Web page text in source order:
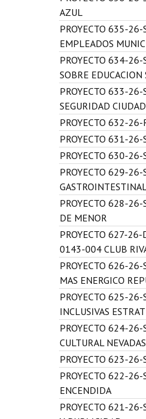
AZUL
PROYECTO 635-26-
EMPLEADOS
PROYECTO 634-26-
SOBRE
PROYECTO 633-26-
SEGURIDAD
PROYECTO 632-26-
PROYECTO 631-26-
PROYECTO 630-26-
PROYECTO 629-26-
PROYECTO 628-26-
DE MENOR
PROYECTO 627-26-
0143-004 CLUB
PROYECTO 626-26-
MAS ENERGICO
PROYECTO 625-26-
INCLUSIVAS
PROYECTO 624-26-
CULTURAL
PROYECTO 623-26-
PROYECTO 622-26-
ENCENDIDA
PROYECTO 621-26-